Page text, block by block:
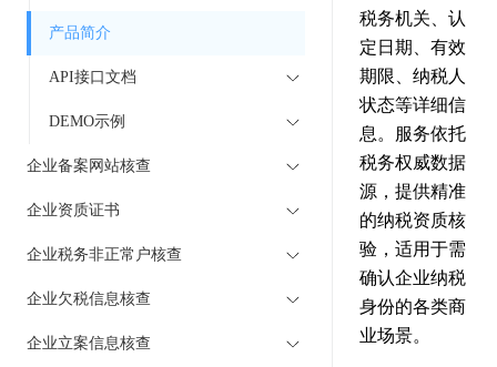
产品简介
API接口文档
DEMO示例
企业备案网站核查
企业资质证书
企业税务非正常户核查
企业欠税信息核查
企业立案信息核查
税务机关、认
定日期、有效
期限、纳税人
状态等详细信
息。服务依托
税务权威数据
源，提供精准
的纳税资质核
验，适用于需
确认企业纳税
身份的各类商
业场景。